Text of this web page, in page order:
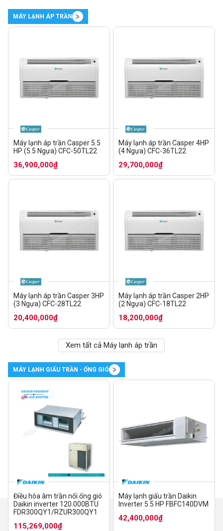
MÁY LẠNH ÁP TRẦN
Máy lạnh áp trần Casper 5.5
HP (5.5 Ngựa) CFC-50TL22
36,900,000₫
Máy lạnh áp trần Casper 4HP
(4 Ngựa) CFC-36TL22
29,700,000₫
Máy lạnh áp trần Casper 3HP
(3 Ngựa) CFC-28TL22
20,400,000₫
Máy lạnh áp trần Casper 2HP
(2 Ngựa) CFC-18TL22
18,200,000₫
Xem tất cả Máy lạnh áp trần
MÁY LẠNH GIẤU TRẦN - ỐNG GIÓ
Điều hòa âm trần nối ống gió
Daikin inverter 120.000BTU
FDR300QY1/RZUR300QY1
115,269,000₫
Máy lạnh giấu trần Daikin
Inverter 5.5 HP FBFC140DVM
42,400,000₫